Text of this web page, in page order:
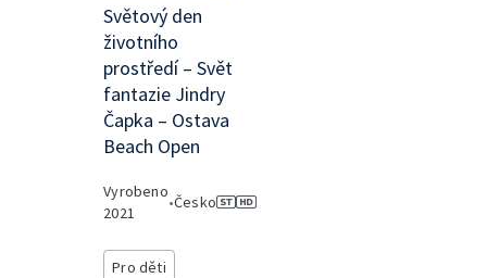
Světový den
životního
prostředí – Svět
fantazie Jindry
Čapka – Ostava
Beach Open
Vyrobeno
2021
•Česko
Pro děti